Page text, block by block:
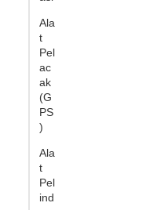
Ala
t
Pel
ac
ak
(G
PS
)
Ala
t
Pel
ind